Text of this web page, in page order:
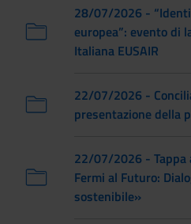
28/07/2026 -
europea”: evento di
Italiana EUSAIR
22/07/2026 -
presentazione della
22/07/2026 - Tappa
Fermi al Futuro:
sostenibile»